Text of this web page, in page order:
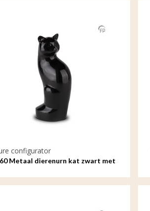
configurator
Metaal dierenurn kat zwart met